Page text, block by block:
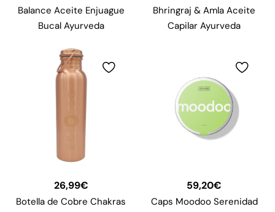
Balance Aceite Enjuague
Bucal Ayurveda
Bhringraj & Amla Aceite
Capilar Ayurveda
26,99€
Botella de Cobre Chakras
59,20€
Caps Moodoo Serenidad